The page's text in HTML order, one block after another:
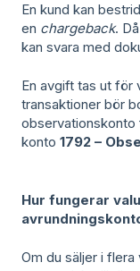
En kund kan
en chargeback.
kan svara med
En avgift tas ut för
transaktioner bör
observationskonto
konto 1792 –
Hur fungerar
Om du säljer i